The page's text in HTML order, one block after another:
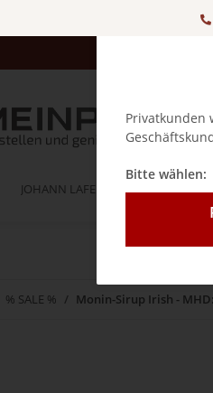
JOHANN LAFER BELLA
% SALE % Monin-Sirup Irish -
Privatkunden
Bitte wählen: